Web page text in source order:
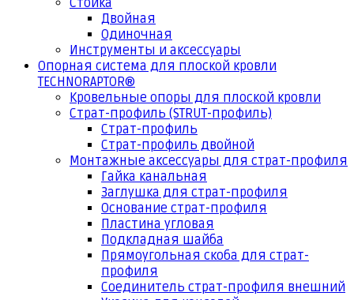
Стойка
Двойная
Одиночная
Инструменты и аксессуары
Опорная система для плоской кровли
TECHNORAPTOR®
Кровельные опоры для плоской кровли
Страт-профиль (STRUT-профиль)
Страт-профиль
Страт-профиль двойной
Монтажные аксессуары для страт-профиля
Гайка канальная
Заглушка для страт-профиля
Основание страт-профиля
Пластина угловая
Подкладная шайба
Прямоугольная скоба для страт-
профиля
Соединитель страт-профиля внешний